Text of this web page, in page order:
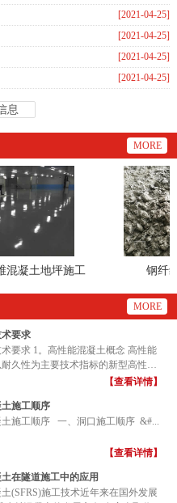
[2021-04-25]
[2021-04-25]
[2021-04-25]
[2021-04-25]
息
MORE
凝土地坪施工
钢纤维
MORE
要求
要求 1。高性能混凝土概念 高性能
久性为主要技术指标的新型高性能
【查看详情】
施工顺序
隧道钢纤维混凝土施工顺序 一、洞口施工顺序 &#...
【查看详情】
在隧道施工中的应用
(SFRS)施工技术近年来在国外发展